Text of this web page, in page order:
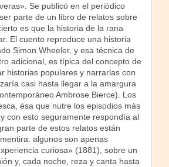
Se publicó en el periódico
parte de un libro de relatos sobre
es que la historia de la rana
El cuento reproduce una historia
Simon Wheeler, y esa técnica de
adicional, es típica del concepto de
historias populares y narrarlas con
casi hasta llegar a la amargura
Ambrose Bierce). Los
ésa que nutre los episodios más
con esto seguramente respondía al
parte de estos relatos están
algunos son apenas
curiosa» (1881), sobre un
y, cada noche, reza y canta hasta